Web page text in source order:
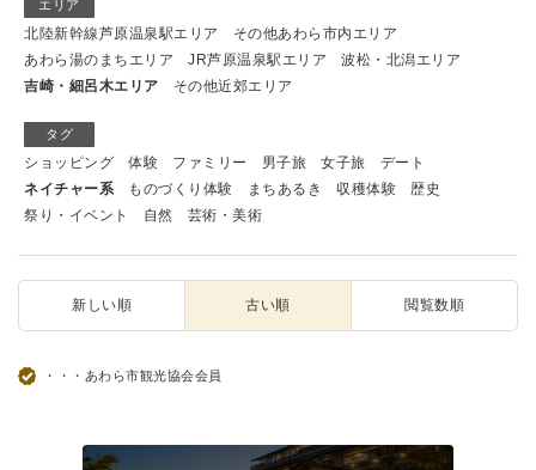
エリア
北陸新幹線芦原温泉駅エリア
その他あわら市内エリア
あわら湯のまちエリア
JR芦原温泉駅エリア
波松・北潟エリア
吉崎・細呂木エリア
その他近郊エリア
タグ
ショッピング 体験 ファミリー 男子旅 女子旅
デート
ネイチャー系
ものづくり体験 まちあるき 収穫体験
歴史
祭り・イベント
自然 芸術・美術
新しい順 古い順 閲覧数順
・・・あわら市観光協会会員